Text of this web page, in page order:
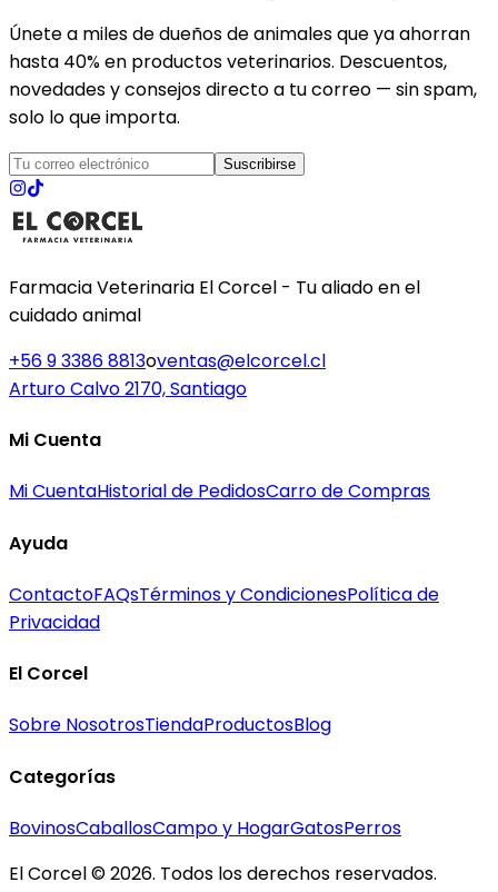
Únete a miles de dueños de animales que ya ahorran
hasta 40% en productos veterinarios. Descuentos,
novedades y consejos directo a tu correo — sin spam,
solo lo que importa.
Suscribirse
Farmacia Veterinaria El Corcel - Tu aliado en el
cuidado animal
+56 9 3386 8813oventas@elcorcel.cl
Arturo Calvo 2170, Santiago
Mi Cuenta
Mi CuentaHistorial de PedidosCarro de Compras
Ayuda
ContactoFAQsTérminos y CondicionesPolítica de
Privacidad
El Corcel
Sobre NosotrosTiendaProductosBlog
Categorías
BovinosCaballosCampo y HogarGatosPerros
El Corcel © 2026. Todos los derechos reservados.